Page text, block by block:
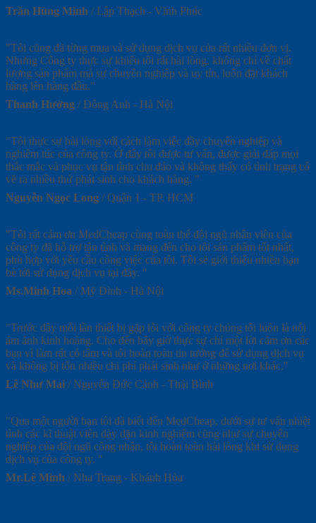
Trần Hùng Minh / Lập Thạch - Vĩnh Phúc
"Tôi cũng đã từng mua và sử dụng dịch vụ của rất nhiều đơn vị.
Nhưng Công ty thực sự khiến tôi rất hài lòng, không chỉ về chất
lượng sản phẩm mà sự chuyên nghiệp và uy tín, luôn đặt khách
hàng lên hàng đầu."
Thanh Hường / Đông Anh - Hà Nội
"Tôi thực sự hài lòng với cách làm việc đầy chuyên nghiệp và
nghiêm túc của công ty. Ở đây tôi được tư vấn, được giải đáp mọi
thắc mắc và phục vụ tận tình chu đáo và không thấy có tình trạng cố
vẽ ra nhiều thứ phát sinh cho khách hàng. "
Nguyễn Ngọc Long / Quận 1 - TP. HCM
"Tôi rất cảm ơn MedCheap cùng toàn thể đội ngũ nhân viên của
công ty đã hỗ trợ tận tình và mang đến cho tôi sản phẩm tốt nhất,
phù hợp với yêu cầu công việc của tôi. Tôi sẽ giới thiệu nhiều bạn
bè tới sử dụng dịch vụ tại đây. "
Ms.Minh Hoa / Mỹ Đình - Hà Nội
"Trước đây mỗi lần thiết bị gặp lỗi với công ty chúng tôi luôn là nỗi
ám ảnh kinh hoàng. Cho đến bây giờ thực sự chỉ một lời cảm ơn các
bạn vì làm rất có tâm và tôi hoàn toàn tin tưởng để sử dụng dịch vụ
và không bị tốn nhiều chi phí phát sinh như ở những nơi khác."
Lê Như Mai / Nguyễn Đức Cảnh - Thái Bình
"Qua một người bạn tôi đã biết đến MedCheap, dưới sự tư vấn nhiệt
tình các kĩ thuật viên dày dặn kinh nghiệm cũng như sự chuyên
nghiệp của đội ngũ công nhân, tôi hoàn toàn hài lòng khi sử dụng
dịch vụ của công ty. "
Mr.Lê Minh / Nha Trang - Khánh Hòa